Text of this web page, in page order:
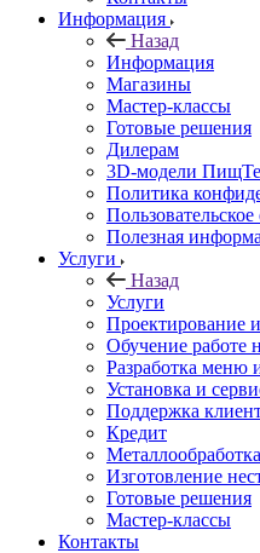
Информация
Назад
Информация
Магазины
Мастер-классы
Готовые решения
Дилерам
3D-модели
Политика
Полезная
Услуги
Назад
Услуги
Проектирование
Обучение работе
Разработка меню
Установка и
Поддержка
Кредит
Металлообработка
Изготовление
Готовые решения
Мастер-классы
Контакты